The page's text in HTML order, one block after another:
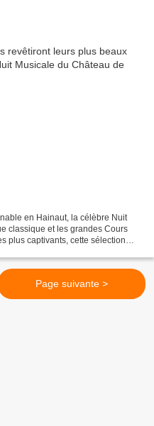
en Hainaut, la célèbre Nuit
classique et les grandes Cours
plus captivants, cette sélection
Page suivante >